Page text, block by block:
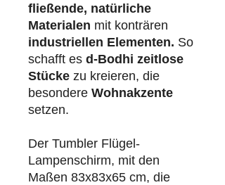
fließende, natürliche
Materialen mit konträren
industriellen Elementen. So
schafft es d-Bodhi zeitlose
Stücke zu kreieren, die
besondere Wohnakzente
setzen.
Der Tumbler Flügel-
Lampenschirm, mit den
Maßen 83x83x65 cm, die